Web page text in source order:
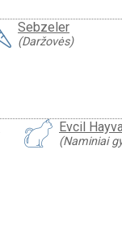
Sebzeler
(Daržovės)
Evcil
(Naminiai